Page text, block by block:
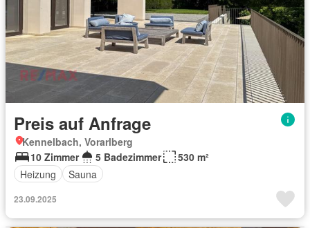
Preis auf Anfrage
Kennelbach, Vorarlberg
10 Zimmer
5 Badezimmer
530 m²
Heizung
Sauna
23.09.2025